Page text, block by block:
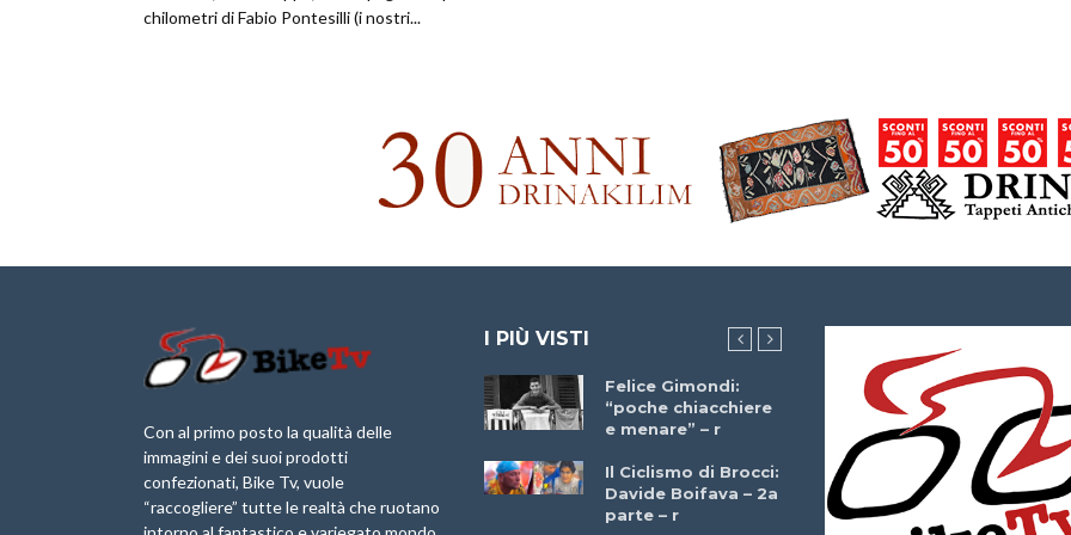
chilometri di Fabio Pontesilli (i nostri...
Con al primo posto la qualità delle
immagini e dei suoi prodotti
confezionati, Bike Tv, vuole
“raccogliere” tutte le realtà che ruotano
I PIÙ VISTI
Briko Torino – 11
Maggio 2025 – r
Marathon 2025”
Borghi&Castelli” –
Anteprima
Felice Gimondi:
“poche chiacchiere
e menare” – r
Il Ciclismo di Brocci:
Davide Boifava – 2a
parte – r
Brocci Incontra
Giuseppe Martinelli
– r
Che cos’è il
triathlon? Con